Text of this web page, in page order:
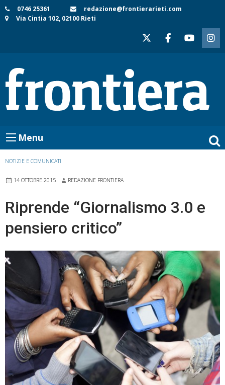
Skip
to
0746 25361
redazione@frontierarieti.com
Via Cintia 102, 02100 Rieti
Menu
NOTIZIE E COMUNICATI
14 OTTOBRE 2015 REDAZIONE FRONTIERA
Riprende “Giornalismo 3.0 e
pensiero critico”